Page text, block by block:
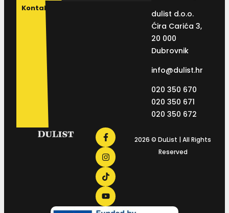
Kontakt
dulist d.o.o.
Ćira Carića 3,
20 000
Dubrovnik
info@dulist.hr
020 350 670
020 350 671
020 350 672
2026 © DuList | All Rights
Reserved